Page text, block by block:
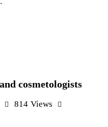
cosmetologists
814 Views